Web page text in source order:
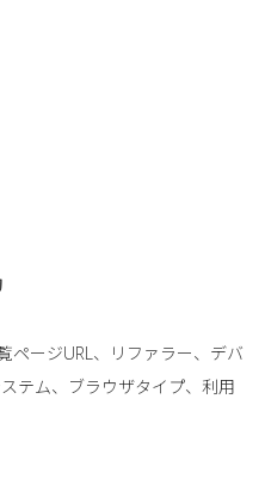
ページURL、リファラー、デバ
テム、ブラウザタイプ、利用